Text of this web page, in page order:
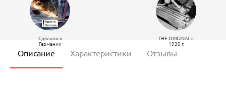
Сделано в
Германии
THE ORIGINAL c
1930 г.
Описание Характеристики Отзывы